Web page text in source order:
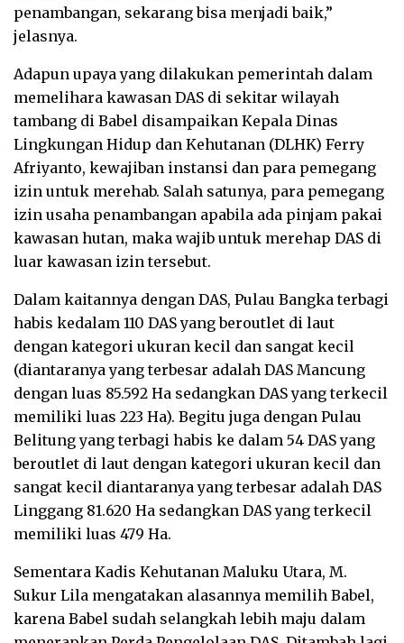
penambangan, sekarang bisa menjadi baik,”
jelasnya.
Adapun upaya yang dilakukan pemerintah dalam
memelihara kawasan DAS di sekitar wilayah
tambang di Babel disampaikan Kepala Dinas
Lingkungan Hidup dan Kehutanan (DLHK) Ferry
Afriyanto, kewajiban instansi dan para pemegang
izin untuk merehab. Salah satunya, para pemegang
izin usaha penambangan apabila ada pinjam pakai
kawasan hutan, maka wajib untuk merehap DAS di
luar kawasan izin tersebut.
Dalam kaitannya dengan DAS, Pulau Bangka terbagi
habis kedalam 110 DAS yang beroutlet di laut
dengan kategori ukuran kecil dan sangat kecil
(diantaranya yang terbesar adalah DAS Mancung
dengan luas 85.592 Ha sedangkan DAS yang terkecil
memiliki luas 223 Ha). Begitu juga dengan Pulau
Belitung yang terbagi habis ke dalam 54 DAS yang
beroutlet di laut dengan kategori ukuran kecil dan
sangat kecil diantaranya yang terbesar adalah DAS
Linggang 81.620 Ha sedangkan DAS yang terkecil
memiliki luas 479 Ha.
Sementara Kadis Kehutanan Maluku Utara, M.
Sukur Lila mengatakan alasannya memilih Babel,
karena Babel sudah selangkah lebih maju dalam